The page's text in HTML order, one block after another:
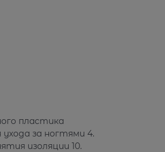
пластика
за ногтями 4.
изоляции 10.